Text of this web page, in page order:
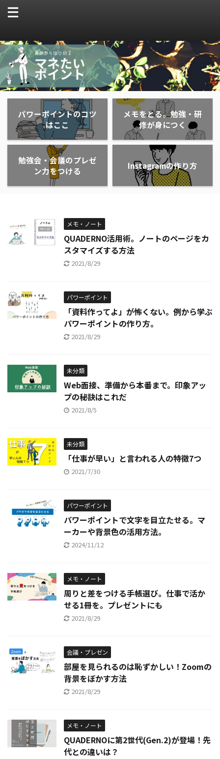
パワーポイントのコツ
はここ
メモをとる。勉強・研
修が身につく
勉強会・会議のプレゼ
ン力をつける
Instagramの作り方
メモ・ノート
QUADERNO活用術。ノートのページをカ
スタマイズする方法
2021/8/29
パワーポイント
「資料作ってよ」が怖くない。例から学ぶ
パワーポイントの作り方。
2021/8/29
未分類
Web面接、準備から本番まで。印象アッ
プの秘訣はこれだ
2021/8/5
未分類
「仕事が早い」と言われる人の特徴7つ
2021/7/30
パワーポイント
パワーポイントで文字を目立たせる。マ
ーカーや背景色の活用方法。
2024/11/12
メモ・ノート
周りと差をつける手帳選び。仕事で活か
せる1冊を。プレゼントにも
2021/8/29
会議・プレゼン
部屋を見られるのは恥ずかしい！Zoomの
背景をぼかす方法
2021/8/29
メモ・ノート
QUADERNOに第2世代(Gen.2)が登場！先
代との違いは？